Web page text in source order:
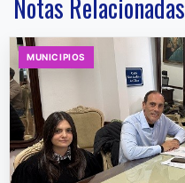
Notas Relacionadas
MUNICIPIOS